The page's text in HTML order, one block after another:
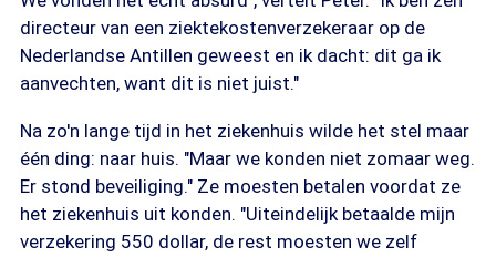
directeur van een ziektekostenverzekeraar op de
Nederlandse Antillen geweest en ik dacht: dit ga ik
aanvechten, want dit is niet juist."
Na zo'n lange tijd in het ziekenhuis wilde het stel maar
één ding: naar huis. "Maar we konden niet zomaar weg.
Er stond beveiliging." Ze moesten betalen voordat ze
het ziekenhuis uit konden. "Uiteindelijk betaalde mijn
verzekering 550 dollar, de rest moesten we zelf